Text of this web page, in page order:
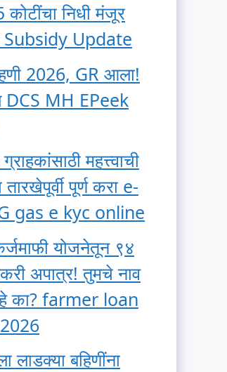
निधी मंजूर
Update
2026, GR आला!
DCS MH EPeek
महत्त्वाची
पूर्ण करा e-
gas e kyc online
योजनेतून ९४
अपात्र! तुमचे नाव
का? farmer loan
लाडक्या बहिणींना